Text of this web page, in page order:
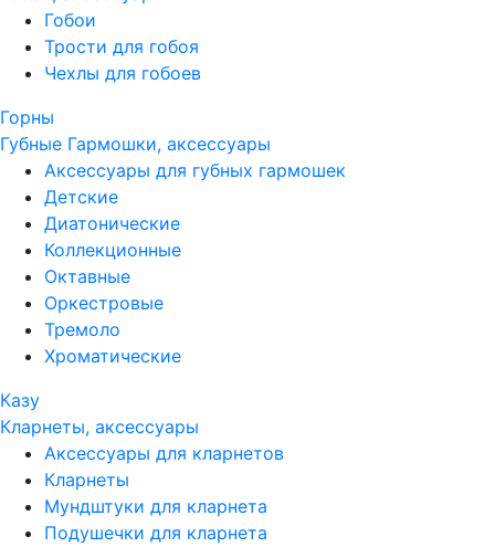
Гобои
Трости для гобоя
Чехлы для гобоев
Горны
Губные Гармошки, аксессуары
Аксессуары для губных гармошек
Детские
Диатонические
Коллекционные
Октавные
Оркестровые
Тремоло
Хроматические
Казу
Кларнеты, аксессуары
Аксессуары для кларнетов
Кларнеты
Мундштуки для кларнета
Подушечки для кларнета